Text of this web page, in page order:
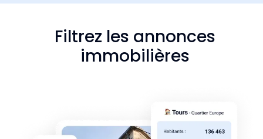
Filtrez les annonces
immobilières